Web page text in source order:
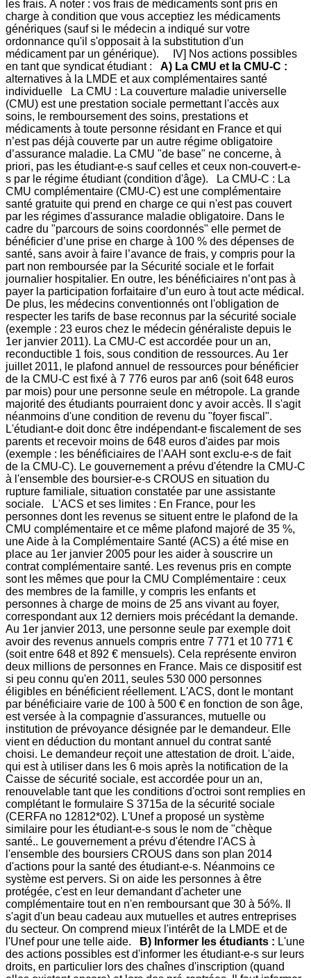
les frais. À noter : vos frais de médicaments sont pris en
charge à condition que vous acceptiez les médicaments
génériques (sauf si le médecin a indiqué sur votre
ordonnance qu'il s'opposait à la substitution d'un
médicament par un générique). IV] Nos actions possibles
en tant que syndicat étudiant : A) La CMU et la CMU-C :
alternatives à la LMDE et aux complémentaires santé
individuelle La CMU : La couverture maladie universelle
(CMU) est une prestation sociale permettant l'accès aux
soins, le remboursement des soins, prestations et
médicaments à toute personne résidant en France et qui
n’est pas déjà couverte par un autre régime obligatoire
d’assurance maladie. La CMU "de base" ne concerne, à
priori, pas les étudiant-e-s sauf celles et ceux non-couvert-e-
s par le régime étudiant (condition d'âge). La CMU-C : La
CMU complémentaire (CMU-C) est une complémentaire
santé gratuite qui prend en charge ce qui n'est pas couvert
par les régimes d'assurance maladie obligatoire. Dans le
cadre du "parcours de soins coordonnés" elle permet de
bénéficier d’une prise en charge à 100 % des dépenses de
santé, sans avoir à faire l’avance de frais, y compris pour la
part non remboursée par la Sécurité sociale et le forfait
journalier hospitalier. En outre, les bénéficiaires n’ont pas à
payer la participation forfaitaire d’un euro à tout acte médical.
De plus, les médecins conventionnés ont l'obligation de
respecter les tarifs de base reconnus par la sécurité sociale
(exemple : 23 euros chez le médecin généraliste depuis le
1er janvier 2011). La CMU-C est accordée pour un an,
reconductible 1 fois, sous condition de ressources. Au 1er
juillet 2011, le plafond annuel de ressources pour bénéficier
de la CMU-C est fixé à 7 776 euros par an6 (soit 648 euros
par mois) pour une personne seule en métropole. La grande
majorité des étudiants pourraient donc y avoir accès. Il s'agit
néanmoins d'une condition de revenu du "foyer fiscal".
L'étudiant-e doit donc être indépendant-e fiscalement de ses
parents et recevoir moins de 648 euros d'aides par mois
(exemple : les bénéficiaires de l'AAH sont exclu-e-s de fait
de la CMU-C). Le gouvernement a prévu d'étendre la CMU-C
à l'ensemble des boursier-e-s CROUS en situation du
rupture familiale, situation constatée par une assistante
sociale. L'ACS et ses limites : En France, pour les
personnes dont les revenus se situent entre le plafond de la
CMU complémentaire et ce même plafond majoré de 35 %,
une Aide à la Complémentaire Santé (ACS) a été mise en
place au 1er janvier 2005 pour les aider à souscrire un
contrat complémentaire santé. Les revenus pris en compte
sont les mêmes que pour la CMU Complémentaire : ceux
des membres de la famille, y compris les enfants et
personnes à charge de moins de 25 ans vivant au foyer,
correspondant aux 12 derniers mois précédant la demande.
Au 1er janvier 2013, une personne seule par exemple doit
avoir des revenus annuels compris entre 7 771 et 10 771 €
(soit entre 648 et 892 € mensuels). Cela représente environ
deux millions de personnes en France. Mais ce dispositif est
si peu connu qu'en 2011, seules 530 000 personnes
éligibles en bénéficient réellement. L'ACS, dont le montant
par bénéficiaire varie de 100 à 500 € en fonction de son âge,
est versée à la compagnie d'assurances, mutuelle ou
institution de prévoyance désignée par le demandeur. Elle
vient en déduction du montant annuel du contrat santé
choisi. Le demandeur reçoit une attestation de droit. L'aide,
qui est à utiliser dans les 6 mois après la notification de la
Caisse de sécurité sociale, est accordée pour un an,
renouvelable tant que les conditions d'octroi sont remplies en
complétant le formulaire S 3715a de la sécurité sociale
(CERFA no 12812*02). L'Unef a proposé un système
similaire pour les étudiant-e-s sous le nom de "chèque
santé.. Le gouvernement a prévu d'étendre l'ACS à
l'ensemble des boursiers CROUS dans son plan 2014
d'actions pour la santé des étudiant-e-s. Néanmoins ce
système est pervers. Si on aide les personnes à être
protégée, c'est en leur demandant d'acheter une
complémentaire tout en n'en remboursant que 30 à 5ó%. Il
s'agit d'un beau cadeau aux mutuelles et autres entreprises
du secteur. On comprend mieux l'intérêt de la LMDE et de
l'Unef pour une telle aide.
B) Informer les étudiants : L'une
des actions possibles est d'informer les étudiant-e-s sur leurs
droits, en particulier lors des chaînes d'inscription (quand